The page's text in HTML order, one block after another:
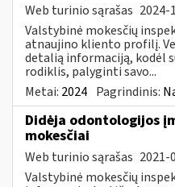
Web turinio sąrašas 2024-
Valstybinė mokesčių
atnaujino kliento profilį.
detalią informaciją, kodėl
rodiklis, palyginti savo...
Metai: 2024 Pagrindinis:
Didėja odontologijos
mokesčiai
Web turinio sąrašas 2021-
Valstybinė mokesčių